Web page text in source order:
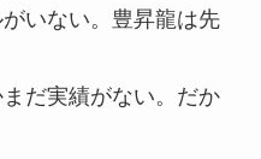
いない。豊昇龍は先
だ実績がない。だか